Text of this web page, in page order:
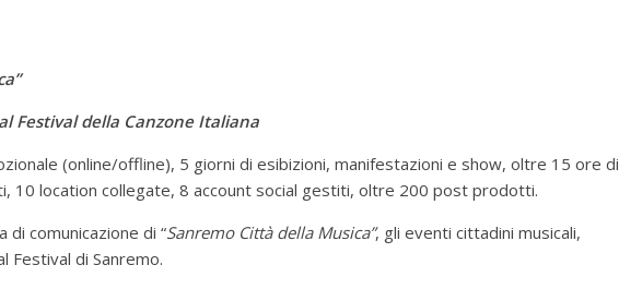
Festival della Canzone Italiana
(online/offline), 5 giorni di esibizioni, manifestazioni e show, oltre 15 ore di
10 location collegate, 8 account social gestiti, oltre 200 post prodotti.
di comunicazione di “Sanremo Città della Musica”, gli eventi cittadini musicali,
Festival di Sanremo.